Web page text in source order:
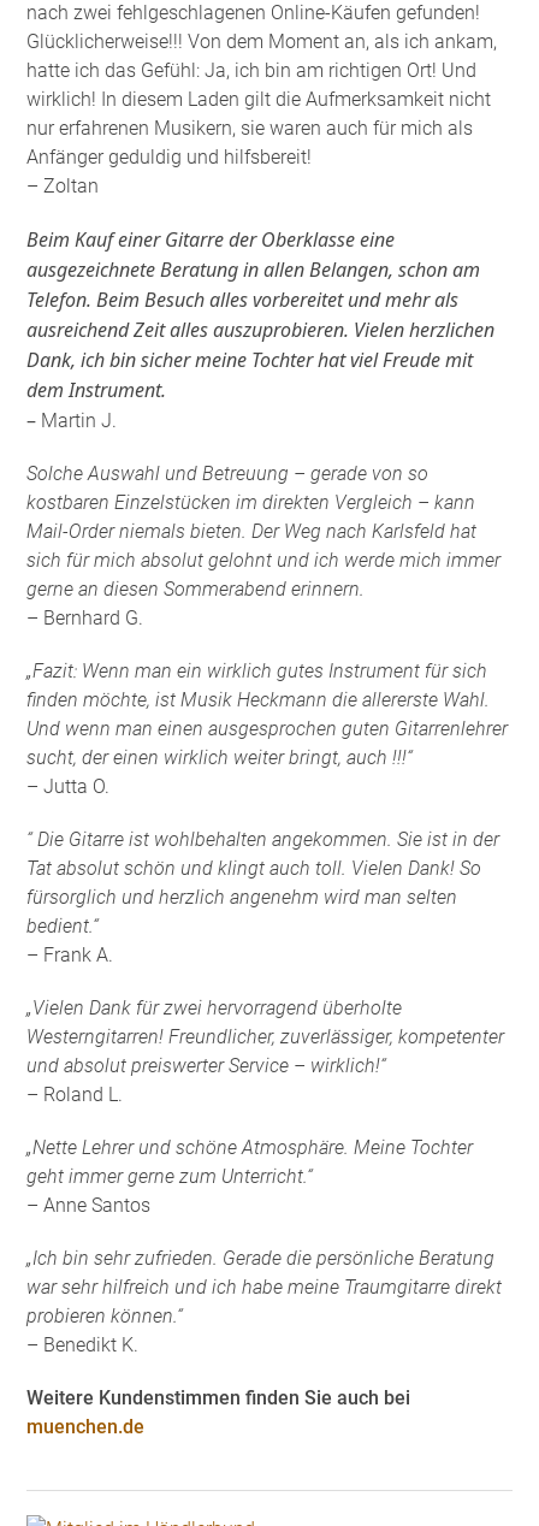
nach zwei fehlgeschlagenen Online-Käufen gefunden!
Glücklicherweise!!! Von dem Moment an, als ich ankam,
hatte ich das Gefühl: Ja, ich bin am richtigen Ort! Und
wirklich! In diesem Laden gilt die Aufmerksamkeit nicht
nur erfahrenen Musikern, sie waren auch für mich als
Anfänger geduldig und hilfsbereit!
– Zoltan
Beim Kauf einer Gitarre der Oberklasse eine
ausgezeichnete Beratung in allen Belangen, schon am
Telefon. Beim Besuch alles vorbereitet und mehr als
ausreichend Zeit alles auszuprobieren. Vielen herzlichen
Dank, ich bin sicher meine Tochter hat viel Freude mit
dem Instrument.
– Martin J.
Solche Auswahl und Betreuung – gerade von so
kostbaren Einzelstücken im direkten Vergleich – kann
Mail-Order niemals bieten. Der Weg nach Karlsfeld hat
sich für mich absolut gelohnt und ich werde mich immer
gerne an diesen Sommerabend erinnern.
– Bernhard G.
„Fazit: Wenn man ein wirklich gutes Instrument für sich
finden möchte, ist Musik Heckmann die allererste Wahl.
Und wenn man einen ausgesprochen guten Gitarrenlehrer
sucht, der einen wirklich weiter bringt, auch !!!“
– Jutta O.
“ Die Gitarre ist wohlbehalten angekommen. Sie ist in der
Tat absolut schön und klingt auch toll. Vielen Dank! So
fürsorglich und herzlich angenehm wird man selten
bedient.“
– Frank A.
„Vielen Dank für zwei hervorragend überholte
Westerngitarren! Freundlicher, zuverlässiger, kompetenter
und absolut preiswerter Service – wirklich!“
– Roland L.
„Nette Lehrer und schöne Atmosphäre. Meine Tochter
geht immer gerne zum Unterricht.“
– Anne Santos
„Ich bin sehr zufrieden. Gerade die persönliche Beratung
war sehr hilfreich und ich habe meine Traumgitarre direkt
probieren können.“
– Benedikt K.
Weitere Kundenstimmen finden Sie auch bei
muenchen.de